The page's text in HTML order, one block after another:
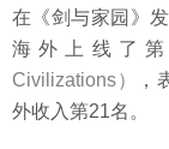
在《剑与家园》
海外上线了
Civilizations）
，
外收入第21名。